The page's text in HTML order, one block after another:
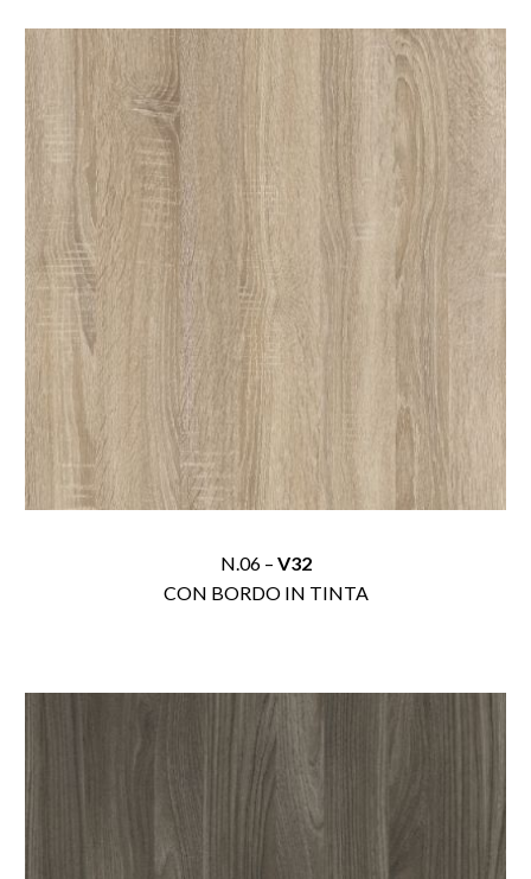
N.06 – V32
CON BORDO IN TINTA